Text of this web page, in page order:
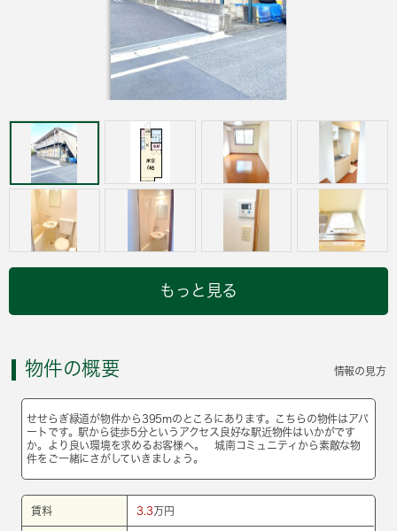
もっと見る
物件の概要 情報の見方
せせらぎ緑道が物件から395mのところにあります。こちらの物件はアパ
ートです。駅から徒歩5分というアクセス良好な駅近物件はいかがです
か。より良い環境を求めるお客様へ。 城南コミュニティから素敵な物
件をご一緒にさがしていきましょう。
賃料 3.3 万円